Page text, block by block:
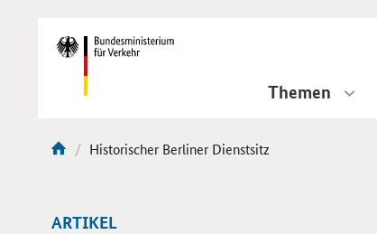
Navigation
Themen
Aktuelle
Historischer Berliner Dienstsitz
ARTIKEL